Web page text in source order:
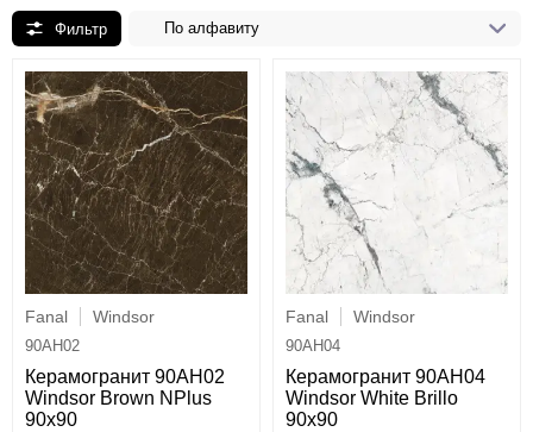
По алфавиту
Fanal Windsor
90AH02
Керамогранит 90AH02
Windsor Brown NPlus
90x90
Fanal Windsor
90AH04
Керамогранит 90AH04
Windsor White Brillo
90x90